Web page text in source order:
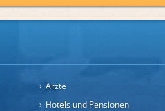
Ärzte
Hotels und Pensionen